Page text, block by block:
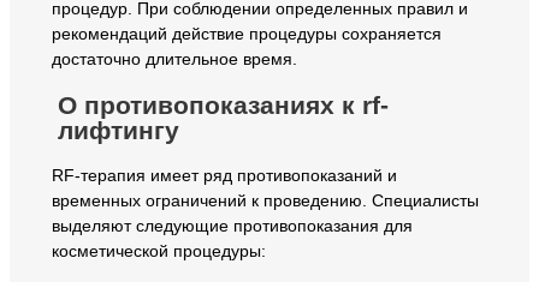
процедур. При соблюдении определенных правил и
рекомендаций действие процедуры сохраняется
достаточно длительное время.
О противопоказаниях к rf-
лифтингу
RF-терапия имеет ряд противопоказаний и
временных ограничений к проведению. Специалисты
выделяют следующие противопоказания для
косметической процедуры: